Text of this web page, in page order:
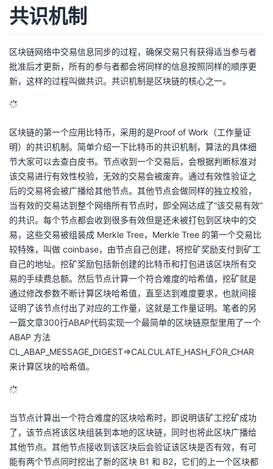
共识机制
区块链网络中交易信息同步的过程，确保交易只有获得适当参与者
批准后才更新，所有的参与者都会将同样的信息按照同样的顺序更
新，这样的过程叫做共识。共识机制是区块链的核心之一。
区块链的第一个应用比特币，采用的是Proof of Work（工作量证
明）的共识机制。简单介绍一下比特币的共识机制，算法的具体细
节大家可以去查白皮书。节点收到一个交易后，会根据判断标准对
该交易进行有效性校验，无效的交易会被废弃。通过有效性验证之
后的交易将会被广播给其他节点。其他节点会做同样的独立校验，
当有效的交易达到整个网络所有节点时，即全网达成了“该交易有效”
的共识。每个节点都会收到很多有效但是还未被打包到区块中的交
易，这些交易被组装成 Merkle Tree，Merkle Tree 的第一个交易比
较特殊，叫做 coinbase，由节点自己创建，将挖矿奖励支付到矿工
自己的地址。挖矿奖励包括新创建的比特币和打包进该区块所有交
易的手续费总额。然后节点计算一个符合难度的哈希值，挖矿就是
通过修改参数不断计算区块哈希值，直至达到难度要求，也就间接
证明了该节点付出了对应的工作量，这就是工作量证明。笔者的另
一篇文章300行ABAP代码实现一个最简单的区块链原型里用了一个
ABAP 方法
CL_ABAP_MESSAGE_DIGEST=>CALCULATE_HASH_FOR_CHAR
来计算区块的哈希值。
当节点计算出一个符合难度的区块哈希时，即说明该矿工挖矿成功
了，该节点将该区块组装到本地的区块链，同时也将此区块广播给
其他节点。其他节点接收到该区块后会验证该区块是否有效，有可
能有两个节点同时挖出了新的区块 B1 和 B2，它们的上一个区块都